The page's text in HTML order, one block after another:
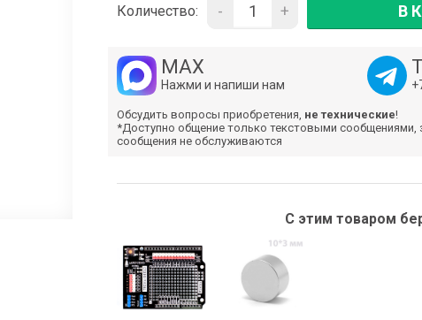
Количество: - + В
MAX
Нажми и напиши нам
Обсудить вопросы приобретения, не технические!
*Доступно общение только текстовыми сообщениями,
сообщения не обслуживаются
С этим товаром